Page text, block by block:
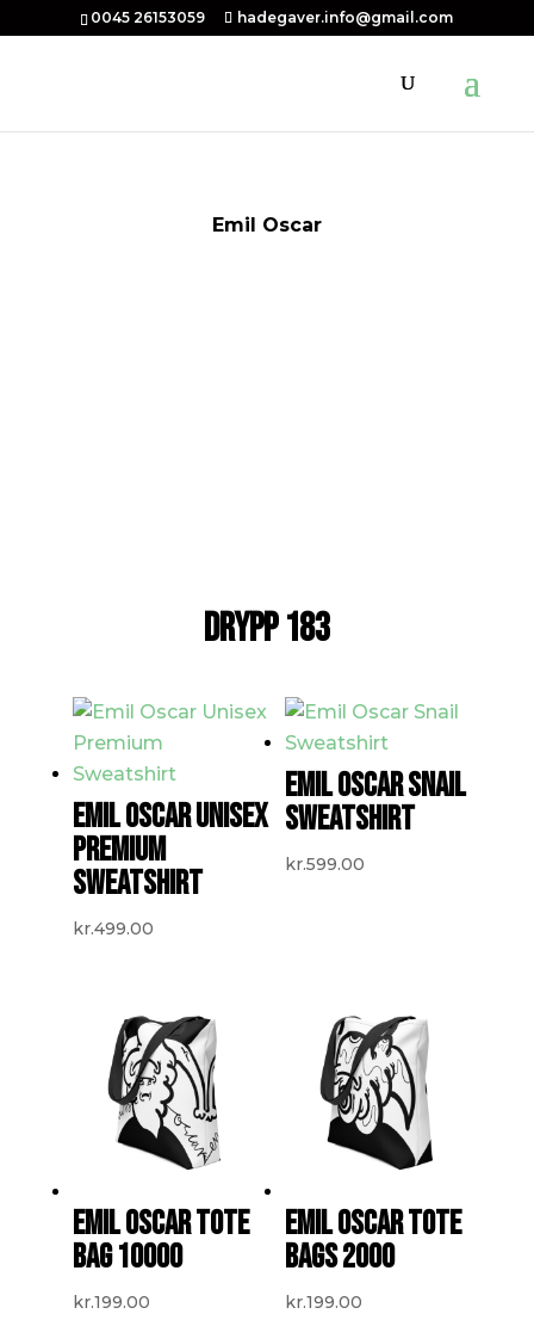
0045 26153059 hadegaver.info@gmail.com
Emil Oscar
DRYPP 183
EMIL OSCAR UNISEX
PREMIUM
SWEATSHIRT
kr.499.00
EMIL OSCAR SNAIL
SWEATSHIRT
kr.599.00
EMIL OSCAR TOTE
BAG 10000
kr.199.00
EMIL OSCAR TOTE
BAGS 2000
kr.199.00